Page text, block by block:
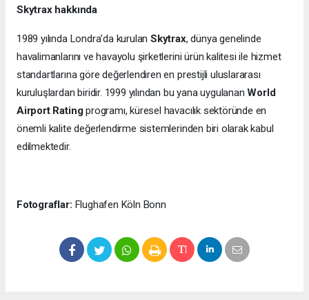
Skytrax hakkında
1989 yılında Londra’da kurulanSkytrax, dünya genelinde
havalimanlarını ve havayolu şirketlerini ürün kalitesi ile hizmet
standartlarına göre değerlendiren en prestijli uluslararası
kuruluşlardan biridir. 1999 yılından bu yana uygulananWorld
Airport Ratingprogramı, küresel havacılık sektöründe en
önemli kalite değerlendirme sistemlerinden biri olarak kabul
edilmektedir.
Fotograflar: Flughafen Köln Bonn